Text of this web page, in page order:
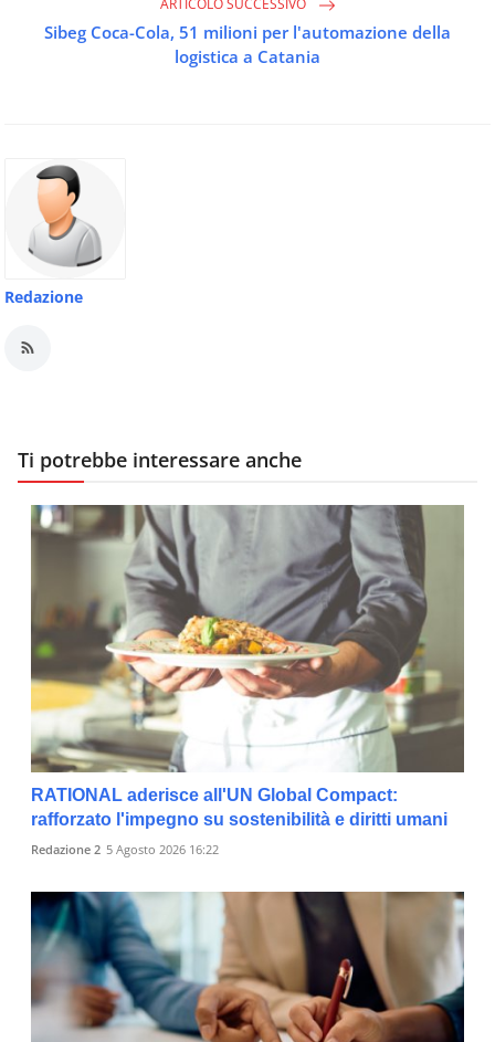
ARTICOLO SUCCESSIVO
Sibeg Coca-Cola, 51 milioni per l'automazione della
logistica a Catania
Redazione
Ti potrebbe interessare anche
RATIONAL aderisce all'UN Global Compact:
rafforzato l'impegno su sostenibilità e diritti umani
Redazione 2 5 Agosto 2026 16:22